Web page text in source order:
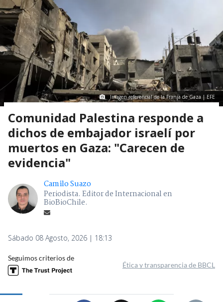
Imagen referencial de la Franja de Gaza | EFE
Comunidad Palestina responde a
dichos de embajador israelí por
muertos en Gaza: "Carecen de
evidencia"
Camilo Suazo
Periodista. Editor de Internacional en
BioBioChile.
Sábado 08 Agosto, 2026 | 18:13
Seguimos criterios de
Ética y transparencia de BBCL